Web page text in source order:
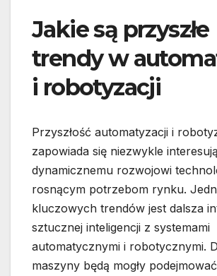
Jakie są przyszłe
trendy w
i robotyzacji
Przyszłość automatyzacji i
zapowiada się niezwykle
dynamicznemu rozwojowi
rosnącym potrzebom rynku.
kluczowych trendów jest dalsza
sztucznej inteligencji z systemami
automatycznymi i robotycznymi.
maszyny będą mogły